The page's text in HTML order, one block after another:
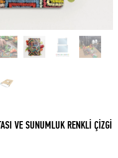
VE SUNUMLUK RENKLİ ÇİZGİ